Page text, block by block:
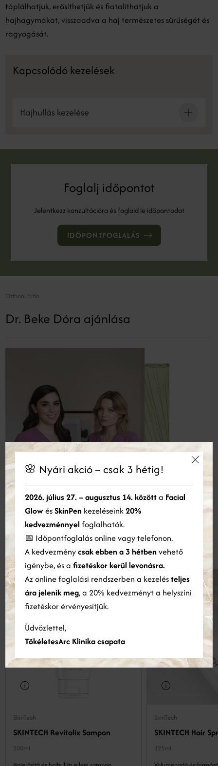
táplálhatjuk, erősíthetjük és fiatalíthatjuk a
hajhagymákat, visszaadva a haj természetes sűrűségét és
ragyogását.
Kapcsolódó kezelések
Hajhullás kezelése
Foglalj időpontot
Jelentkezz konzultációra és foglald le időpontodat
IDŐPONTFOGLALÁS
Otthoni rutin
Dr. Beke Dóra ajánlása
SkinTech
SKINTECH Revitalix Sampon
200ml
SkinTech
SKINTECH Hair
125ml
🌸 Nyári akció – csak 3 hétig!
2026. július 27. – augusztus 14. közötta Facial
GlowésSkinPen kezeléseink 20%
kedvezménnyel foglalhatók.
📅 Időpontfoglalás online vagy telefonon.
A kedvezménycsak ebben a 3 hétben vehető
igénybe, és a fizetéskor kerül levonásra.
Az online foglalási rendszerben a kezelésteljes
ára jelenik meg, a 20% kedvezményt a helyszíni
fizetéskor érvényesítjük.
Üdvözlettel,
TökéletesArc Klinika csapata
Ez a weboldal sütiket használ
Cookie-kat használunk a tartalom, a hirdetések személyre
szabására és a forgalom elemzésére. Webhelyünk Ön általi
használatára vonatkozó információkat megosztjuk hirdetési és
elemző partnereinkkel is, akik egyesíthetik azokat más
információkkal, amelyeket Ön biztosított számukra, vagy
amelyeket a szolgáltatásaik Ön általi használatából gyűjtöttek
össze.
Bővebben
ÖSSZES ELFOGADÁSA
ÖSSZES ELUTASÍTÁSA